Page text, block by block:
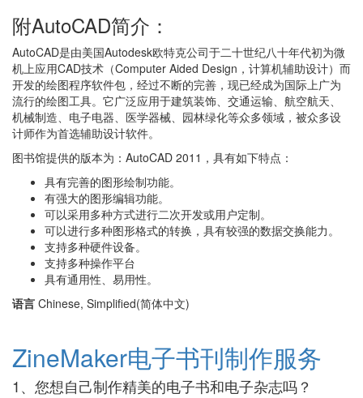
附AutoCAD简介：
AutoCAD是由美国Autodesk欧特克公司于二十世纪八十年代初为微
机上应用CAD技术（Computer Aided Design，计算机辅助设计）而
开发的绘图程序软件包，经过不断的完善，现已经成为国际上广为
流行的绘图工具。它广泛应用于建筑装饰、交通运输、航空航天、
机械制造、电子电器、医学器械、园林绿化等众多领域，被众多设
计师作为首选辅助设计软件。
图书馆提供的版本为：AutoCAD 2011，具有如下特点：
具有完善的图形绘制功能。
有强大的图形编辑功能。
可以采用多种方式进行二次开发或用户定制。
可以进行多种图形格式的转换，具有较强的数据交换能力。
支持多种硬件设备。
支持多种操作平台
具有通用性、易用性。
语言 Chinese, Simplified(简体中文)
ZineMaker电子书刊制作服务
1、您想自己制作精美的电子书和电子杂志吗？